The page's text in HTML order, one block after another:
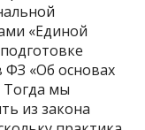
«Единой
ФЗ «Об основах
Тогда мы
из закона